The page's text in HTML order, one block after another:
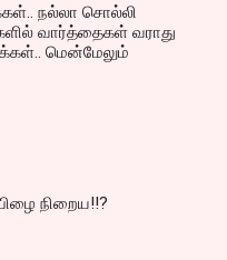
நல்லா சொல்லி
வார்த்தைகள் வராது
மென்மேலும்
நிறைய!!?